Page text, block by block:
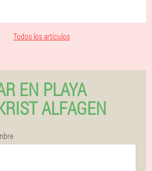
Todos los artículos
EN PLAYA
ALFAGEN